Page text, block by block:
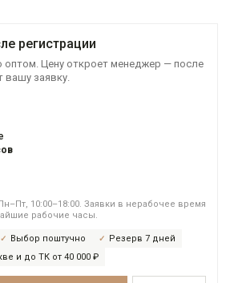
регистрации
Цену откроет менеджер — после
вашу заявку.
10:00–18:00. Заявки в нерабочее время
рабочие часы.
Выбор поштучно
Резерв 7 дней
и до ТК от 40 000 ₽